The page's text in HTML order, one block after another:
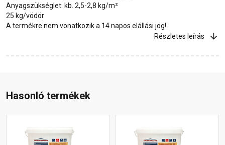
Anyagszükséglet: kb. 2,5-2,8 kg/m²
25 kg/vödör
A termékre nem vonatkozik a 14 napos elállási jog!
Részletes leírás
Hasonló termékek